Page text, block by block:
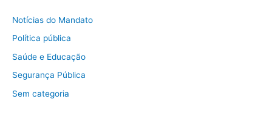
Notícias do Mandato
Política pública
Saúde e Educação
Segurança Pública
Sem categoria